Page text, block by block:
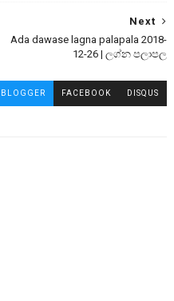
Next
Ada dawase lagna palapala 2018-
12-26 | ලග්න පලාපල
BLOGGER FACEBOOK DISQUS